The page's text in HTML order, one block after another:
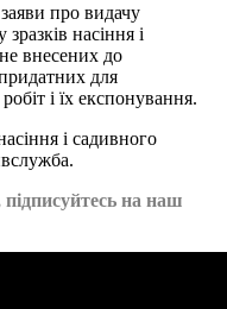
про видачу
насіння і
внесених до
для
і їх експонування.
і садивного
на наш